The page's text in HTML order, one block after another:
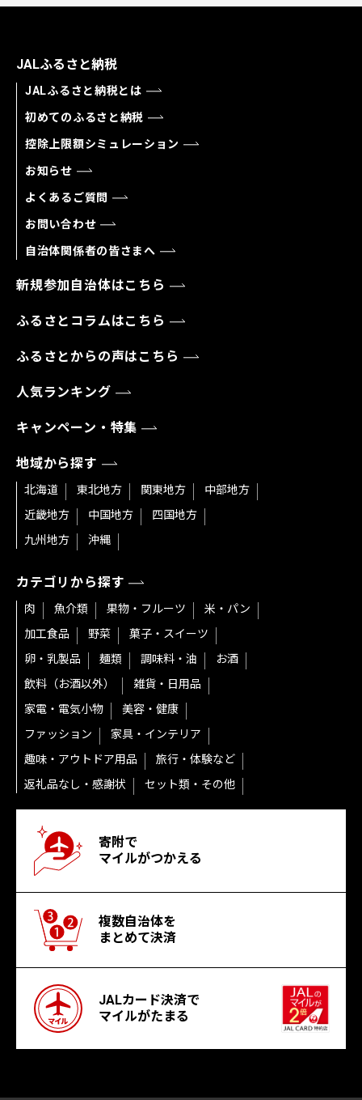
JALふるさと納税
JALふるさと納税とは
初めてのふるさと納税
控除上限額シミュレーション
お知らせ
よくあるご質問
お問い合わせ
自治体関係者の皆さまへ
新規参加自治体はこちら
ふるさとコラムはこちら
ふるさとからの声はこちら
人気ランキング
キャンペーン・特集
地域から探す
北海道 東北地方 関東地方
中部地方
近畿地方
中国地方
四国地方
九州地方
沖縄
カテゴリから探す
肉 魚介類 果物・フルーツ
米・パン
加工食品
野菜
菓子・スイーツ
卵・乳製品
麺類 調味料・油
お酒
飲料（お酒以外）
雑貨・日用品
家電・電気小物
美容・健康
ファッション
家具・インテリア
趣味・アウトドア用品
旅行・体験など
返礼品なし・感謝状
セット類・その他
寄附で
マイルがつかえる
複数自治体を
まとめて決済
JALカード決済で
マイルがたまる